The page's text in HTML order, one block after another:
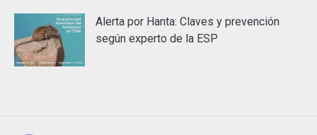
Alerta por Hanta: Claves y prevención
según experto de la ESP